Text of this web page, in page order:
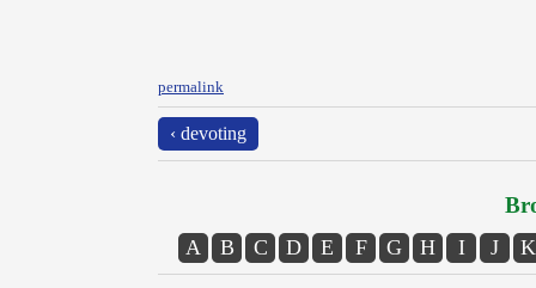
permalink
‹ devoting
A B C D E F G H I J K